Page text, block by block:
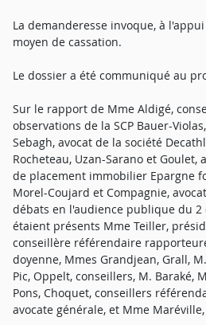
La demanderesse invoque, à
moyen de cassation.
Le dossier a été communiqué au
Sur le rapport de Mme Aldigé,
observations de la SCP Bauer-
Sebagh, avocat de la société
Rocheteau, Uzan-Sarano et Goulet,
de placement immobilier Epargne
Morel-Coujard et Compagnie,
débats en l'audience publique du 2
étaient présents Mme Teiller,
conseillère référendaire
doyenne, Mmes Grandjean, Grall,
Pic, Oppelt, conseillers, M. Baraké,
Pons, Choquet, conseillers
avocate générale, et Mme